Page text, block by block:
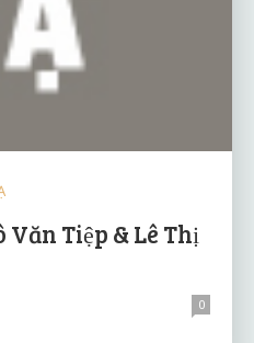
Văn Tiệp & Lê Thị
0